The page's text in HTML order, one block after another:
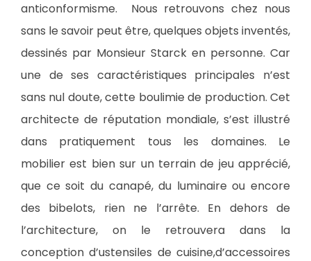
anticonformisme. Nous retrouvons chez nous
sans le savoir peut être, quelques objets inventés,
dessinés par Monsieur Starck en personne. Car
une de ses caractéristiques principales n’est
sans nul doute, cette boulimie de production. Cet
architecte de réputation mondiale, s’est illustré
dans pratiquement tous les domaines. Le
mobilier est bien sur un terrain de jeu apprécié,
que ce soit du canapé, du luminaire ou encore
des bibelots, rien ne l’arrête. En dehors de
l’architecture, on le retrouvera dans la
conception d’ustensiles de cuisine,d’accessoires